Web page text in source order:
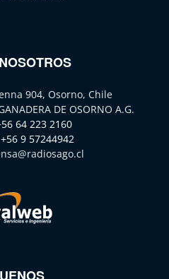
904, Osorno, Chile
DE OSORNO A.G.
64 223 2160
+56 9 57244942